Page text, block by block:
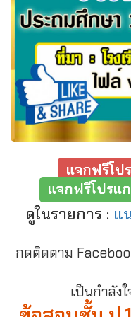
แจกฟรีโป
แจกฟรีโปรแ
ดูในรายการ : แ
กดติดตาม
เป็นกำลังใ